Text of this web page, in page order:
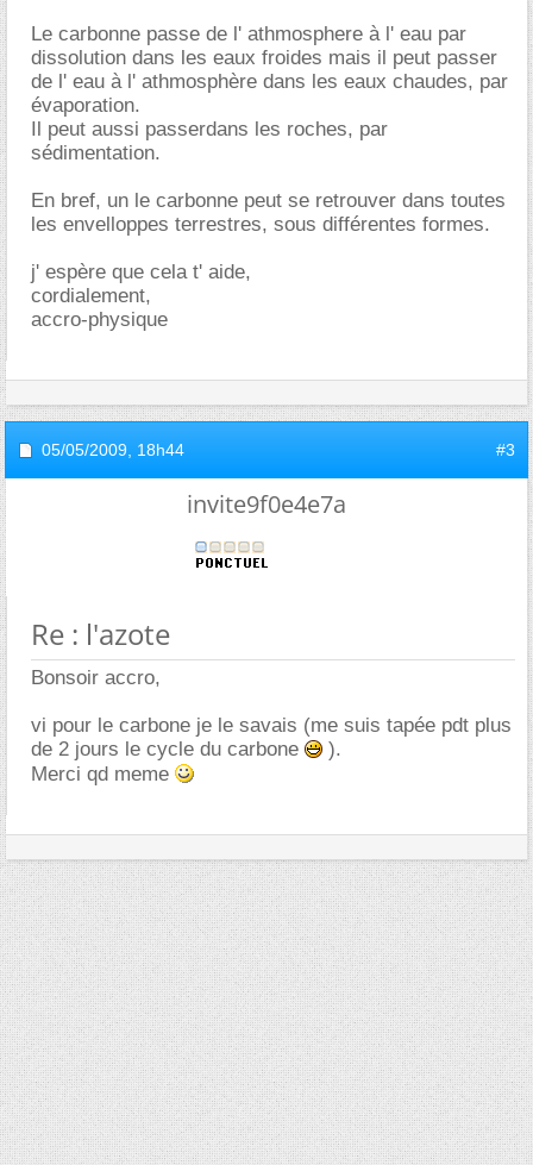
Le carbonne passe de l' athmosphere à l' eau par
dissolution dans les eaux froides mais il peut passer
de l' eau à l' athmosphère dans les eaux chaudes, par
évaporation.
Il peut aussi passerdans les roches, par
sédimentation.
En bref, un le carbonne peut se retrouver dans toutes
les envelloppes terrestres, sous différentes formes.
j' espère que cela t' aide,
cordialement,
accro-physique
05/05/2009, 18h44 #3
invite9f0e4e7a
Re : l'azote
Bonsoir accro,
vi pour le carbone je le savais (me suis tapée pdt plus
de 2 jours le cycle du carbone
).
Merci qd meme